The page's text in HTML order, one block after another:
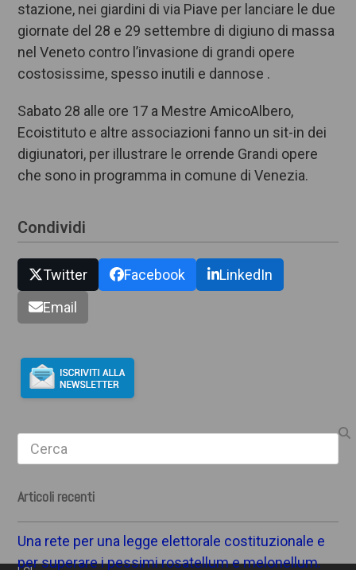
stazione, nei giardini di via Piave per lanciare le due
giornate del 28 e 29 settembre di digiuno di massa
nel Veneto contro l’invasione di grandi opere
costosissime, spesso inutili e dannose .
Sabato 28 alle ore 17 a Mestre AmicoAlbero,
Ecoistituto e altre associazioni fanno un sit-in dei
digiunatori, per illustrare le orrende Grandi opere
che sono in programma in comune di Venezia.
Condividi
Twitter Facebook
LinkedIn
Email
Search
Articoli recenti
Una rete per una legge elettorale costituzionale e
per superare i pessimi rosatellum e melonellum.